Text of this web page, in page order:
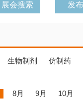
发
生物制剂 仿制药
8月 9月 10月